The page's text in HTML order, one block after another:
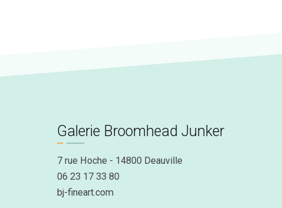
Galerie Broomhead Junker
7 rue Hoche - 14800 Deauville
06 23 17 33 80
bj-fineart.com